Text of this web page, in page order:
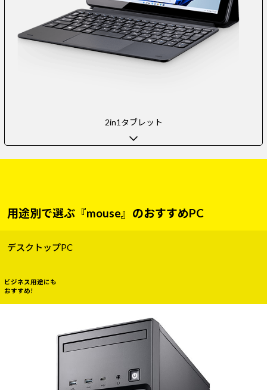
2in1タブレット
用途別で選ぶ『mouse』のおすすめPC
デスクトップPC
ビジネス用途にも
おすすめ!